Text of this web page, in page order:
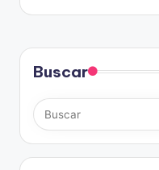
Buscar